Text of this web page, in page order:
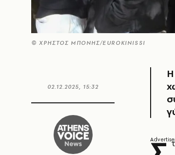
© ΧΡΗΣΤΟΣ ΜΠΟΝΗΣ/EUROKINISSI
02.12.2025, 15:32